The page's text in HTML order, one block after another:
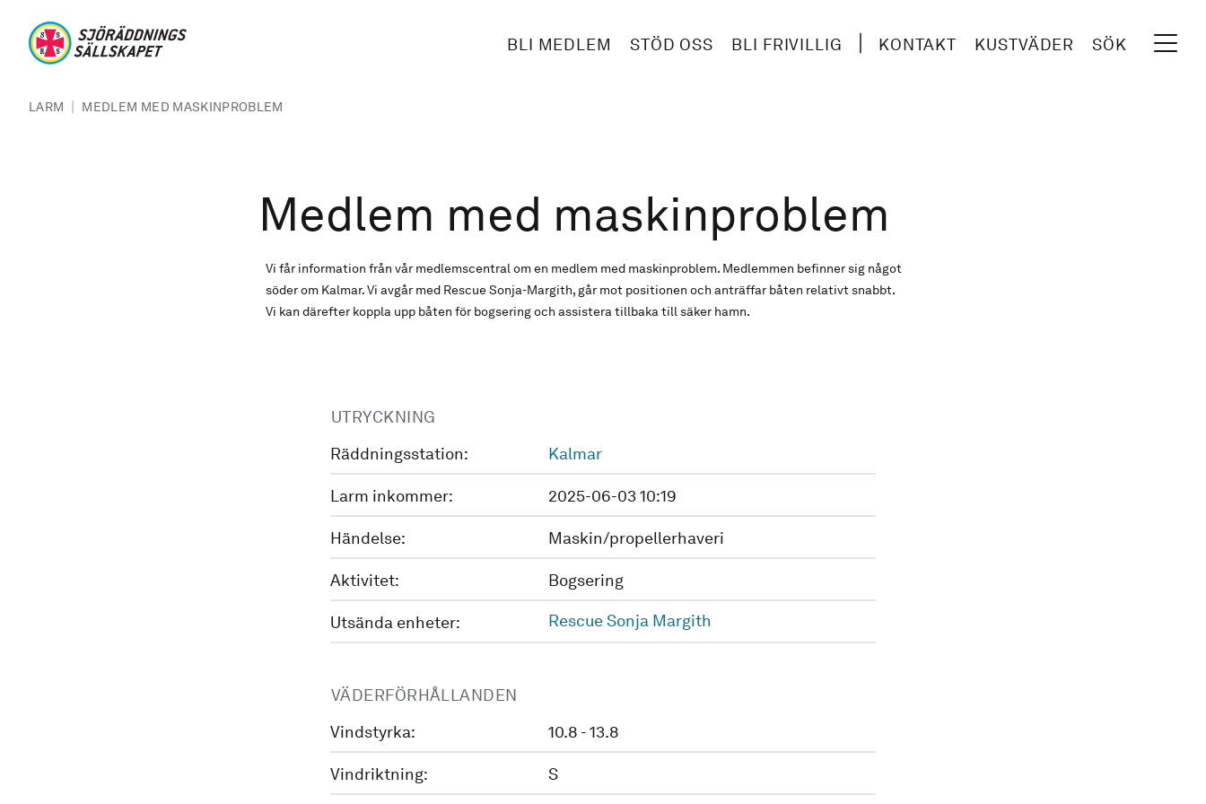
BLI MEDLEM STÖD OSS BLI FRIVILLIG KONTAKT KUSTVÄDER SÖK
LARM | MEDLEM MED MASKINPROBLEM
Medlem med maskinproblem
Vi får information från vår medlemscentral om en medlem med maskinproblem. Medlemmen befinner sig något
söder om Kalmar. Vi avgår med Rescue Sonja-Margith, går mot positionen och anträffar båten relativt snabbt.
Vi kan därefter koppla upp båten för bogsering och assistera tillbaka till säker hamn.
UTRYCKNING
Räddningsstation:
Kalmar
Larm inkommer: 2025-06-03 10:19
Händelse: Maskin/propellerhaveri
Aktivitet: Bogsering
Utsända enheter: Rescue Sonja Margith
VÄDERFÖRHÅLLANDEN
Vindstyrka:
10.8 - 13.8
Vindriktning: S